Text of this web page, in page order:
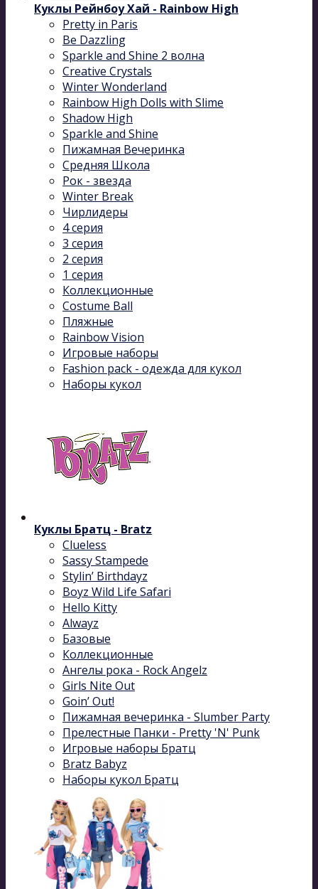
Куклы Рейнбоу Хай - Rainbow High
Pretty in Paris
Be Dazzling
Sparkle and Shine 2 волна
Сreative Сrystals
Winter Wonderland
Rainbow High Dolls with Slime
Shadow High
Sparkle and Shine
Пижамная Вечеринка
Средняя Школа
Рок - звезда
Winter Break
Чирлидеры
4 серия
3 серия
2 серия
1 серия
Коллекционные
Costume Ball
Пляжные
Rainbow Vision
Игровые наборы
Fashion pack - одежда для кукол
Наборы кукол
Куклы Братц - Bratz
Clueless
Sassy Stampede
Stylin’ Birthdayz
Boyz Wild Life Safari
Hello Kitty
Alwayz
Базовые
Коллекционные
Ангелы рока - Rock Angelz
Girls Nite Out
Goin’ Out!
Пижамная вечеринка - Slumber Party
Прелестные Панки - Pretty 'N' Punk
Игровые наборы Братц
Bratz Babyz
Наборы кукол Братц